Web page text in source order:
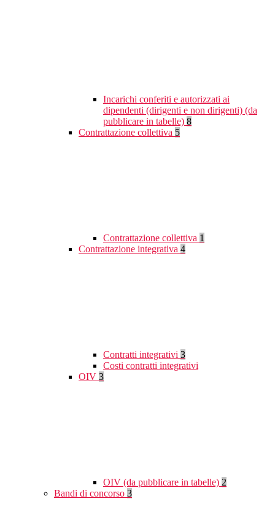
Incarichi conferiti e autorizzati ai
dipendenti (dirigenti e non dirigenti) (da
pubblicare in tabelle) 8
Contrattazione collettiva 5
Contrattazione collettiva 1
Contrattazione integrativa 4
Contratti integrativi 3
Costi contratti integrativi
OIV 3
OIV (da pubblicare in tabelle) 2
Bandi di concorso 3